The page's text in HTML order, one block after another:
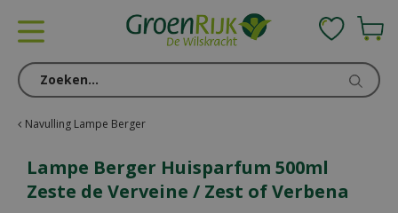
Navulling Lampe Berger
Lampe Berger Huisparfum 500ml
Zeste de Verveine / Zest of Verbena